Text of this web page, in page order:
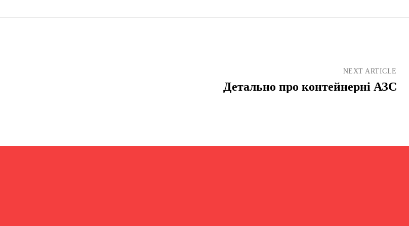
NEXT ARTICLE
Детально про контейнерні АЗС